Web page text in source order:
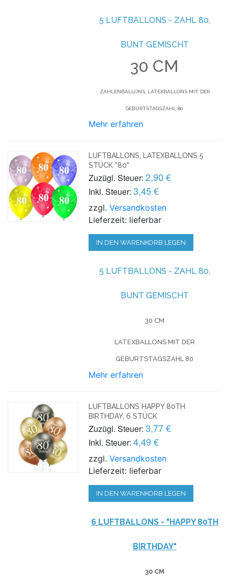
5 LUFTBALLONS - ZAHL 80,
BUNT GEMISCHT
30 CM
ZAHLENBALLONS, LATEXBALLONS MIT DER
GEBURTSTAGSZAHL 80
Mehr erfahren
LUFTBALLONS, LATEXBALLONS 5
STÜCK "80"
Zuzügl. Steuer: 2,90 €
Inkl. Steuer: 3,45 €
zzgl.Versandkosten
Lieferzeit: lieferbar
IN DEN WARENKORB LEGEN
5 LUFTBALLONS - ZAHL 80,
BUNT GEMISCHT
30 CM
LATEXBALLONS MIT DER
GEBURTSTAGSZAHL 80
Mehr erfahren
LUFTBALLONS HAPPY 80TH
BIRTHDAY, 6 STÜCK
Zuzügl. Steuer: 3,77 €
Inkl. Steuer: 4,49 €
zzgl.Versandkosten
Lieferzeit: lieferbar
IN DEN WARENKORB LEGEN
6 LUFTBALLONS - "HAPPY 80TH
BIRTHDAY"
30 CM